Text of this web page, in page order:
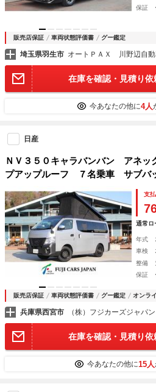
保証
販売店保証 車両状態評価書 グー鑑定
埼玉県羽生市
在庫を確認・見積り依
今あなたの他に4人
日産
ＮＶ３５０キャラバンバン アネ
プアップルーフ ７名乗車 サブ
充電 シンク ４００Ｗインバー
サブ切り替えＳＷ 前後ドラレコ
ンピングカー
支
通常ロ
年式
車検
整備
保証
販売店保証 車両状態評価書 グー鑑定 オンラ
兵庫県西宮市 （株）フジカーズジャ
在庫を確認・見積り依
今あなたの他に15人